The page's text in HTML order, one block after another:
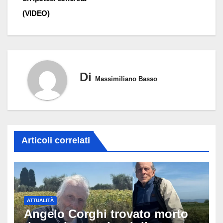
(VIDEO)
Di Massimiliano Basso
Articoli correlati
ATTUALITÀ
Angelo Corghi trovato morto